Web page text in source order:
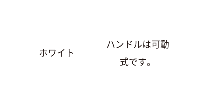
ホワイト
ハンドルは可動
式です。